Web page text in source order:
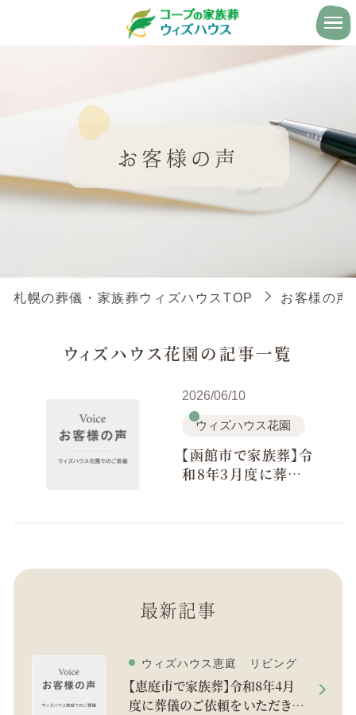
お客様の声
札幌の葬儀・家族葬ウィズハウスTOP お客様の声
ウィズハウス花園の記事一覧
2026/06/10
ウィズハウス花園
【函館市で家族葬】令
和8年3月度に葬儀
最新記事
ウィズハウス恵庭 リビング
【恵庭市で家族葬】令和8年4月
度に葬儀のご依頼をいただきま